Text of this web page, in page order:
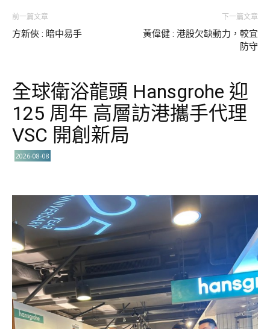
前一篇文章
方新俠 : 暗中易手
下一篇文章
黃偉健 : 港股欠缺動力，較宜
防守
全球衛浴龍頭 Hansgrohe 迎
125 周年 高層訪港攜手代理
VSC 開創新局
2026-08-08